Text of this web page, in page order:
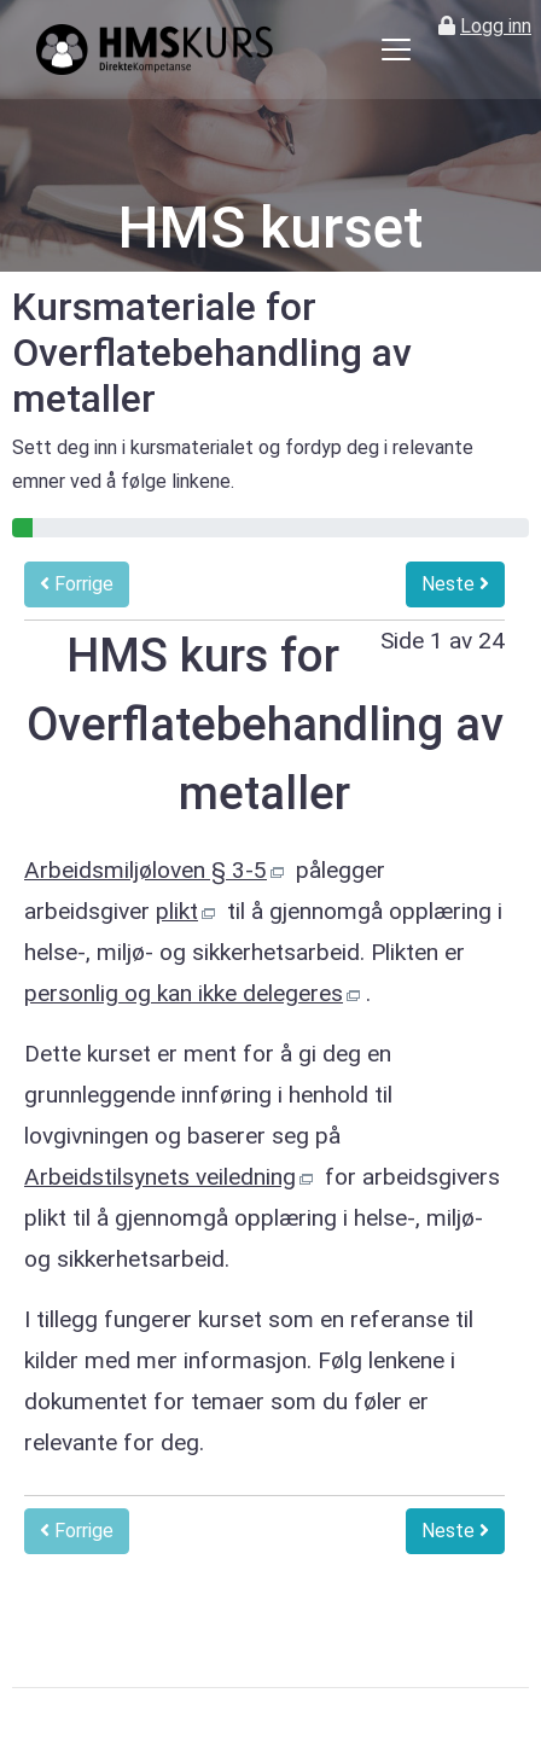
Logg inn
på
nett
for
ledere
og
verneombud
HMS kurset
Kursmateriale for
Overflatebehandling av
metaller
Sett deg inn i kursmaterialet og fordyp deg i relevante
emner ved å følge linkene.
4% gjennomført
Forrige Neste
Side 1 av 24
HMS kurs for
Overflatebehandling av
metaller
Arbeidsmiljøloven § 3-5
pålegger
arbeidsgiver plikt
til å gjennomgå opplæring i
helse-, miljø- og sikkerhetsarbeid. Plikten er
personlig og kan ikke delegeres
.
Dette kurset er ment for å gi deg en
grunnleggende innføring i henhold til
lovgivningen og baserer seg på
Arbeidstilsynets veiledning
for arbeidsgivers
plikt til å gjennomgå opplæring i helse-, miljø-
og sikkerhetsarbeid.
I tillegg fungerer kurset som en referanse til
kilder med mer informasjon. Følg lenkene i
dokumentet for temaer som du føler er
relevante for deg.
Forrige Neste